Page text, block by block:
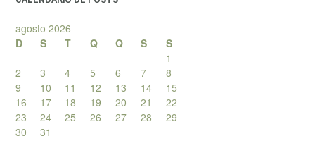
agosto 2026
D
S T Q Q S
S
1
2
3 4 5 6 7
8
9
10 11 12 13 14
15
16
17 18 19 20 21
22
23
24 25 26 27 28
29
30
31